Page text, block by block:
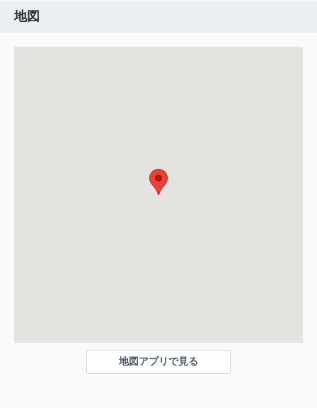
地図
地図アプリで見る